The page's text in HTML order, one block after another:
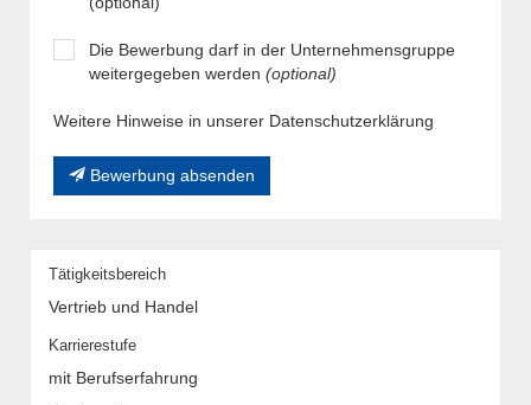
Die Bewerbung darf in der Unternehmensgruppe
weitergegeben werden (optional)
Weitere Hinweise in unserer Datenschutzerklärung
Bewerbung absenden
Tätigkeitsbereich
Vertrieb und Handel
Karrierestufe
mit Berufserfahrung